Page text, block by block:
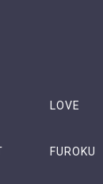
LOVE
FUROKU